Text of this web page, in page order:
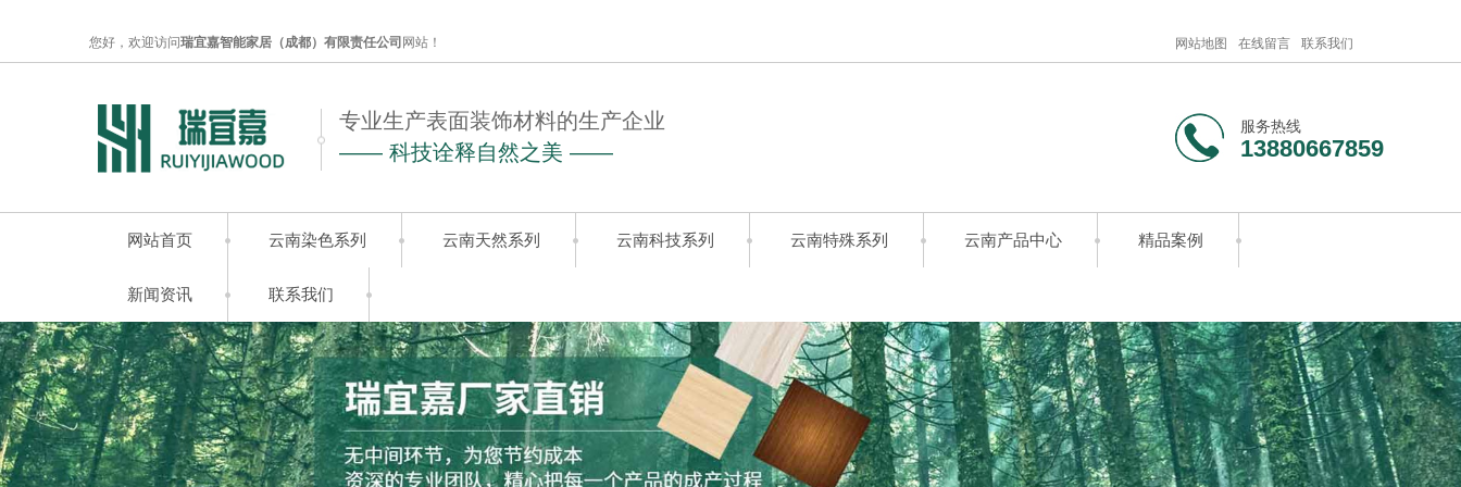
您好，欢迎访问瑞宜嘉智能家居（成都）有限责任公司 网站！ 网站地图 在线留言 联系我们
专业生产表面装饰材料的生产企业
—— 科技诠释自然之美 ——
服务热线
13880667859
网站首页 云南染色系列 云南天然系列 云南科技系列 云南特殊系列 云南产品中心 精品案例
新闻资讯 联系我们